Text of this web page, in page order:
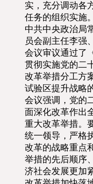
实，充分调动各
任务的组织实施。
中共中央政治局
员会副主任李强
会议审议通过了
贯彻实施党的二
改革举措分工方
试验区提升战略
会议强调，党的
面深化改革作出
重大改革举措。
统一领导，严格
改革的战略重点
举措的先后顺序
济社会发展更加